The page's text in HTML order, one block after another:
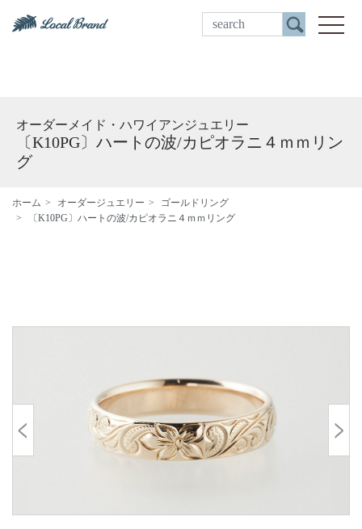
ご来店予約
オーダーメイド・ハワイアンジュエリー
〔K10PG〕ハートの波/カピオラニ４ｍｍリン
グ
ホーム オーダージュエリー
ゴールドリング
〔K10PG〕ハートの波/カピオラニ４ｍｍリング